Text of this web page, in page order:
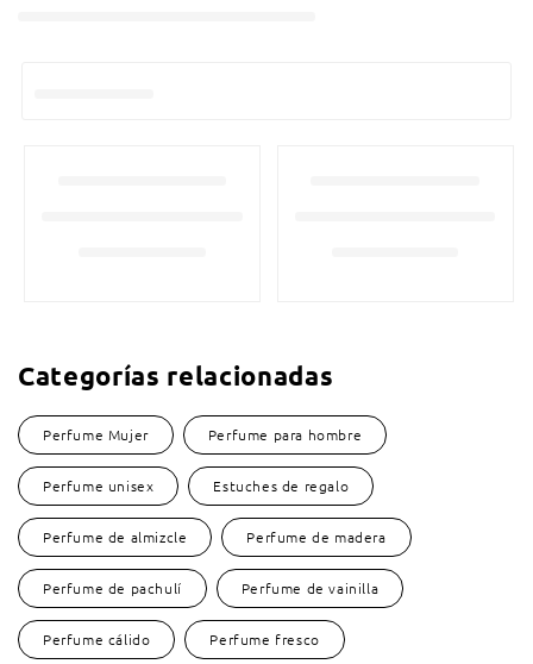
Categorías relacionadas
Perfume Mujer Perfume para hombre
Perfume unisex Estuches de regalo
Perfume de almizcle Perfume de madera
Perfume de pachulí Perfume de vainilla
Perfume cálido Perfume fresco